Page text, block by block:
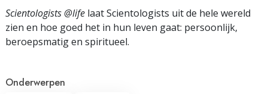
Scientologists @life laat Scientologists uit de hele wereld
zien en hoe goed het in hun leven gaat: persoonlijk,
beroepsmatig en spiritueel.
Onderwerpen